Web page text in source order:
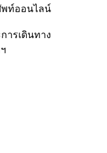
ท์ออนไลน์
ารเดินทาง